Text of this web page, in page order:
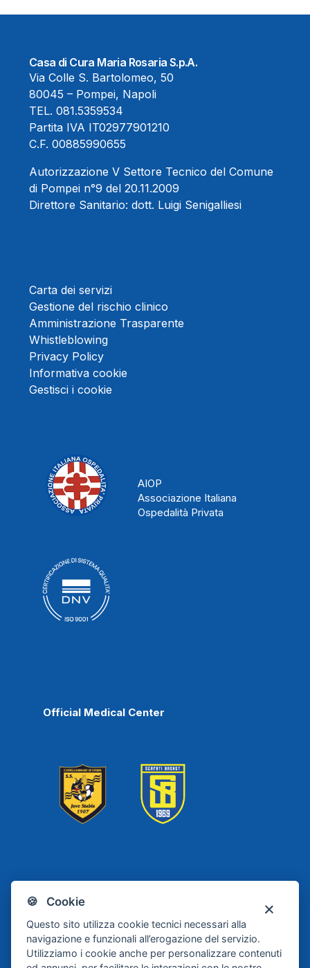
🍪 Cookie
Questo sito utilizza cookie tecnici necessari alla
navigazione e funzionali all’erogazione del servizio.
Utilizziamo i cookie anche per personalizzare contenuti
Casa di Cura Maria Rosaria S.p.A.
Via Colle S. Bartolomeo, 50
80045 – Pompei, Napoli
TEL. 081.5359534
Partita IVA IT02977901210
C.F. 00885990655
Autorizzazione V Settore Tecnico del Comune
di Pompei n°9 del 20.11.2009
Direttore Sanitario: dott. Luigi Senigalliesi
Carta dei servizi
Gestione del rischio clinico
Amministrazione Trasparente
Whistleblowing
Privacy Policy
Informativa cookie
Gestisci i cookie
AIOP
Associazione Italiana
Ospedalità Privata
Official Medical Center
Juve Stabia